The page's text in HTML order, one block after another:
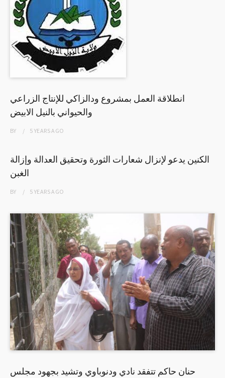
انطلاقة العمل بمشروع ودالزاكي للإنتاج الزراعي
والحيواني بالنيل الابيض
BY 5 YEARSAGO
الكنين يدعو لإنزال شعارات الثورة وتحقيق العدالة وإزالة
الغبن
BY 5 YEARSAGO
حنان حاكم تتفقد نادي ودنوباوي وتشيد بجهود مجلس